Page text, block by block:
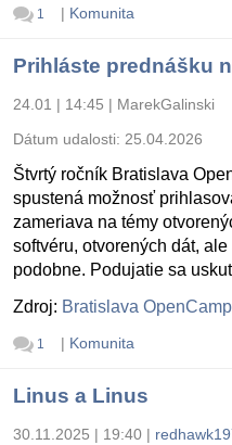
1 | Komunita
Prihláste prednášku
24.01 | 14:45 | MarekGalinski
Dátum udalosti: 25.04.2026
Štvrtý ročník Bratislava
spustená možnosť
zameriava na témy
softvéru, otvorených dát,
podobne. Podujatie sa
Zdroj: Bratislava OpenCamp
1 | Komunita
Linus a Linus
30.11.2025 | 19:40 |